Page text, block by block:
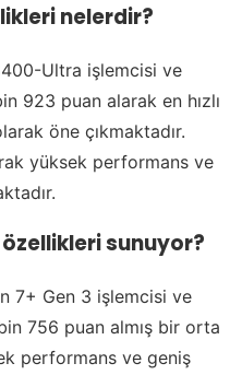
nelerdir?
Ultra işlemcisi ve
923 puan alarak en hızlı
öne çıkmaktadır.
yüksek performans ve
sunuyor?
7+ Gen 3 işlemcisi ve
756 puan almış bir orta
performans ve geniş